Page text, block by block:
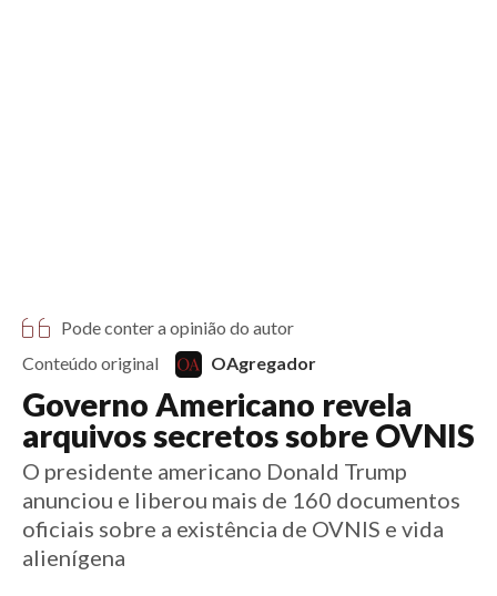
Pode conter a opinião do autor
Conteúdo original
OAgregador
Governo Americano revela
arquivos secretos sobre OVNIS
O presidente americano Donald Trump
anunciou e liberou mais de 160 documentos
oficiais sobre a existência de OVNIS e vida
alienígena